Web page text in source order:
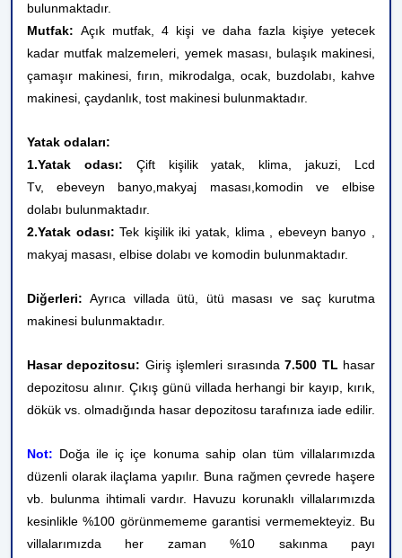
bulunmaktadır.
Mutfak:Açık mutfak, 4 kişi ve daha fazla kişiye yetecek
kadar mutfak malzemeleri, yemek masası, bulaşık makinesi,
çamaşır makinesi, fırın, mikrodalga, ocak, buzdolabı, kahve
makinesi, çaydanlık, tost makinesi bulunmaktadır.
Yatak odaları:
1.Yatak odası: Çift kişilik yatak, klima, jakuzi, Lcd
Tv, ebeveyn banyo, makyaj masası, komodin ve elbise
dolabı bulunmaktadır.
2.Yatak odası:Tek kişilik iki yatak, klima , ebeveyn banyo ,
makyaj masası, elbise dolabı ve komodin bulunmaktadır.
Diğerleri:Ayrıca villada ütü, ütü masası ve saç kurutma
makinesi bulunmaktadır.
Hasar depozitosu: Giriş işlemleri sırasında7.500 TL hasar
depozitosu alınır. Çıkış günü villada herhangi bir kayıp, kırık,
dökük vs. olmadığında hasar depozitosu tarafınıza iade edilir.
Not: Doğa ile iç içe konuma sahip olan tüm villalarımızda
düzenli olarak ilaçlama yapılır. Buna rağmen çevrede haşere
vb. bulunma ihtimali vardır. Havuzu korunaklı villalarımızda
kesinlikle %100 görünmememe garantisi vermemekteyiz. Bu
villalarımızda her zaman %10 sakınma payı